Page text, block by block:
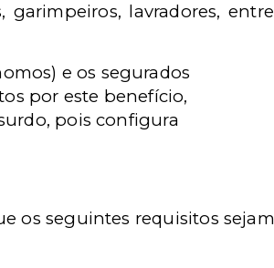
garimpeiros, lavradores, entre
e os segurados
por este benefício,
pois configura
os seguintes requisitos sejam